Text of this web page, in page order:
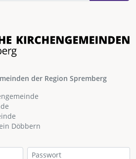
der Region Spremberg
Döbbern